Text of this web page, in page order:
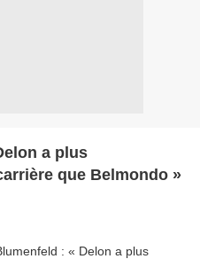
a plus
que Belmondo »